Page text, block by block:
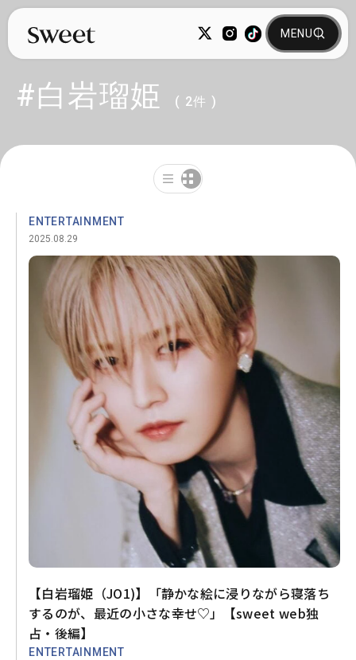
#白岩瑠姫 ( 2件 )
ENTERTAINMENT
2025.08.29
【白岩瑠姫（JO1)】「静かな絵に浸りながら寝落ち
するのが、最近の小さな幸せ♡」【sweet web独
占・後編】
ENTERTAINMENT